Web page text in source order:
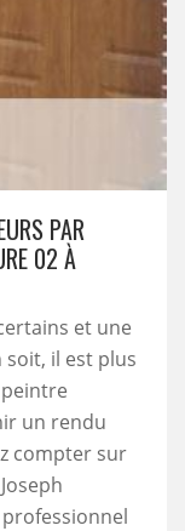
PAR
02 À
et une
il est plus
un rendu
compter sur